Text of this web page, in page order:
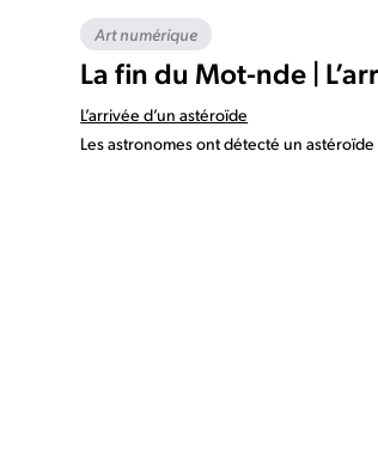
Art numérique
La fin du Mot-nde |
L’arrivée d’un astéroïde
Les astronomes ont détecté un